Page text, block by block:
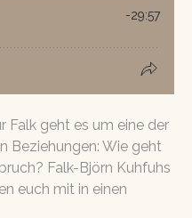
Falk geht es um eine der
Beziehungen: Wie geht
Falk-Björn Kuhfuhs
euch mit in einen